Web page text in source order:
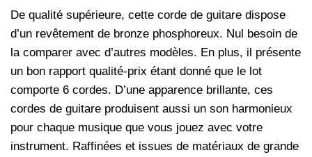
De qualité supérieure, cette corde de guitare dispose
d’un revêtement de bronze phosphoreux. Nul besoin de
la comparer avec d’autres modèles. En plus, il présente
un bon rapport qualité-prix étant donné que le lot
comporte 6 cordes. D’une apparence brillante, ces
cordes de guitare produisent aussi un son harmonieux
pour chaque musique que vous jouez avec votre
instrument. Raffinées et issues de matériaux de grande